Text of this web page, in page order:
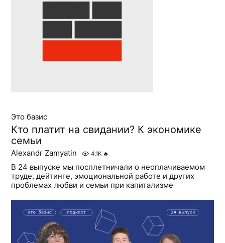
Это базис
Кто платит на свидании? К экономике
семьи
Alexandr Zamyatin 4.1K 🔥
В 24 выпуске мы посплетничали о неоплачиваемом
труде, дейтинге, эмоциональной работе и других
проблемах любви и семьи при капитализме